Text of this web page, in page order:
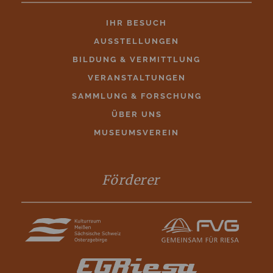
IHR BESUCH
AUSSTELLUNGEN
BILDUNG & VERMITTLUNG
VERANSTALTUNGEN
SAMMLUNG & FORSCHUNG
ÜBER UNS
MUSEUMSVEREIN
Förderer